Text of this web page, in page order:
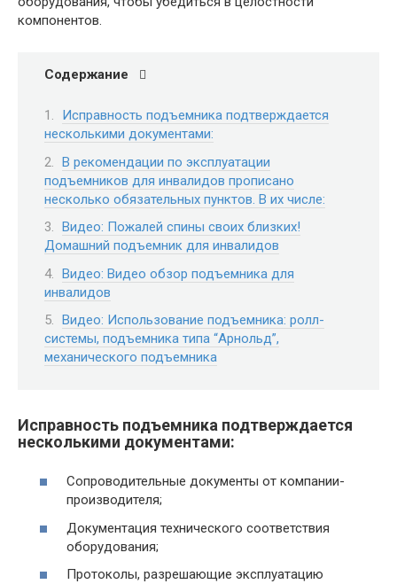
компонентов.
Содержание
Исправность подъемника подтверждается
несколькими документами:
В рекомендации по эксплуатации
подъемников для инвалидов прописано
несколько обязательных пунктов. В их числе:
Видео: Пожалей спины своих близких!
Домашний подъемник для инвалидов
Видео: Видео обзор подъемника для
инвалидов
Видео: Использование подъемника: ролл-
системы, подъемника типа “Арнольд”,
механического подъемника
Исправность подъемника подтверждается
несколькими документами:
Сопроводительные документы от компании-
производителя;
Документация технического соответствия
оборудования;
Протоколы, разрешающие эксплуатацию